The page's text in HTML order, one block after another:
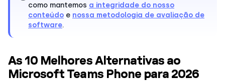
como mantemos a integridade do nosso
conteúdo e nossa metodologia de avaliação de
software.
As 10 Melhores Alternativas ao
Microsoft Teams Phone para 2026